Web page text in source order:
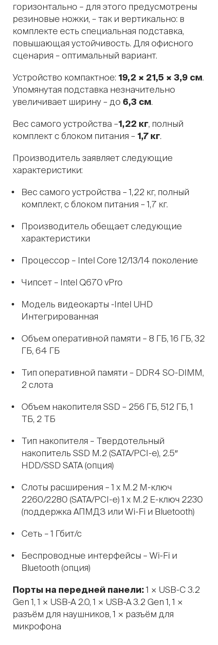
горизонтально – для этого предусмотрены
резиновые ножки, – так и вертикально: в
комплекте есть специальная подставка,
повышающая устойчивость. Для офисного
сценария – оптимальный вариант.
Устройство компактное: 19,2 × 21,5 × 3,9 см.
Упомянутая подставка незначительно
увеличивает ширину – до 6,3 см.
Вес самого устройства –1,22 кг, полный
комплект с блоком питания – 1,7 кг.
Производитель заявляет следующие
характеристики:
Вес самого устройства – 1,22 кг, полный
комплект, с блоком питания – 1,7 кг.
Производитель обещает следующие
характеристики
Процессор – Intel Core 12/13/14 поколение
Чипсет – Intel Q670 vPro
Модель видеокарты -Intel UHD
Интегрированная
Объем оперативной памяти – 8 ГБ, 16 ГБ, 32
ГБ, 64 ГБ
Тип оперативной памяти – DDR4 SO-DIMM,
2 слота
Объем накопителя SSD – 256 ГБ, 512 ГБ, 1
ТБ, 2 ТБ
Тип накопителя – Твердотельный
накопитель SSD M.2 (SATA/PCI-e), 2.5″
HDD/SSD SATA (опция)
Слоты расширения – 1 x M.2 M-ключ
2260/2280 (SATA/PCI-e) 1 x M.2 E-ключ 2230
(поддержка АПМДЗ или Wi-Fi и Bluetooth)
Сеть – 1 Гбит/с
Беспроводные интерфейсы – Wi-Fi и
Bluetooth (опция)
Порты на передней панели:1 × USB-C 3.2
Gen 1, 1 × USB-A 2.0, 1 × USB-A 3.2 Gen 1, 1 ×
разъём для наушников, 1 × разъём для
микрофона